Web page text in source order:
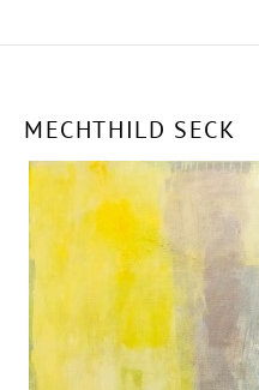
MECHTHILD SECK